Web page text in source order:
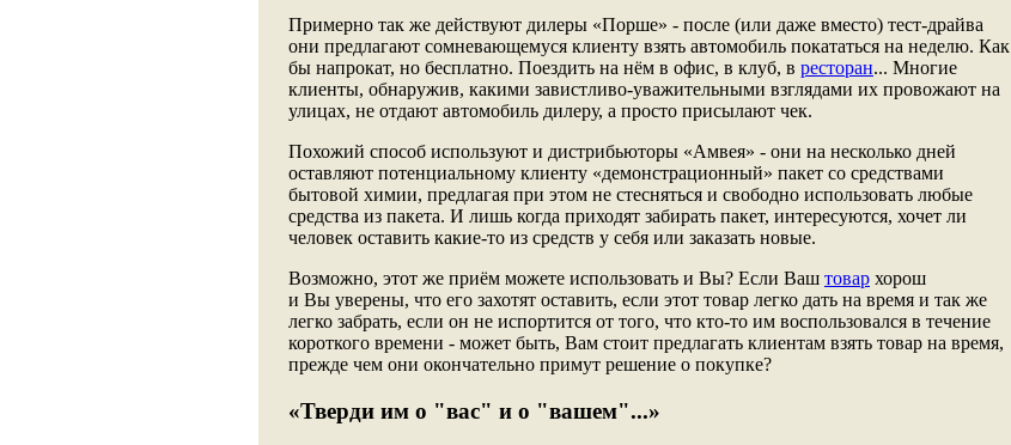
Примерно так же действуют дилеры «Порше» - после (или даже вместо) тест-драйва
они предлагают сомневающемуся клиенту взять автомобиль покататься на неделю. Как
бы напрокат, но бесплатно. Поездить на нём в офис, в клуб, в ресторан... Многие
клиенты, обнаружив, какими завистливо-уважительными взглядами их провожают на
улицах, не отдают автомобиль дилеру, а просто присылают чек.
Похожий способ используют и дистрибьюторы «Амвея» - они на несколько дней
оставляют потенциальному клиенту «демонстрационный» пакет со средствами
бытовой химии, предлагая при этом не стесняться и свободно использовать любые
средства из пакета. И лишь когда приходят забирать пакет, интересуются, хочет ли
человек оставить какие-то из средств у себя или заказать новые.
Возможно, этот же приём можете использовать и Вы? Если Ваш товар хорош
и Вы уверены, что его захотят оставить, если этот товар легко дать на время и так же
легко забрать, если он не испортится от того, что кто-то им воспользовался в течение
короткого времени - может быть, Вам стоит предлагать клиентам взять товар на время,
прежде чем они окончательно примут решение о покупке?
«Тверди им о "вас" и о "вашем"...»